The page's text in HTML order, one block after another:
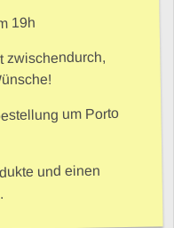
19h
zwischendurch,
um Porto
und einen